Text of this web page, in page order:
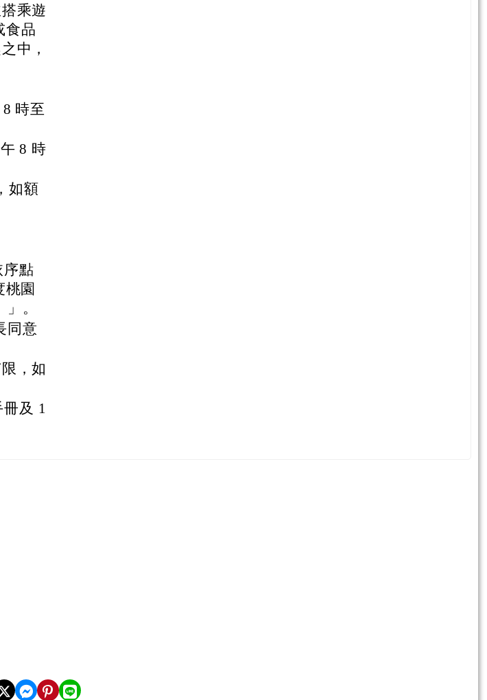
乘遊
食品
中，
時至
8 時
如額
序點
園
。
同意
，如
及 1